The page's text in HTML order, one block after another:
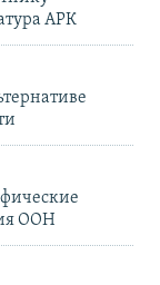
АРК
ООН